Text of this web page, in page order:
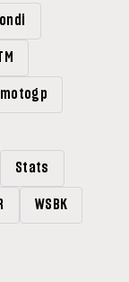
motogp
Stats
WSBK